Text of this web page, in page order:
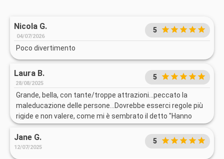
Nicola G.
04/07/2026
5
Poco divertimento
Laura B.
28/08/2025
5
Grande, bella, con tante/troppe attrazioni...peccato la
maleducazione delle persone...Dovrebbe esserci regole più
rigide e non valere, come mi è sembrato il detto "Hanno
pagato e fanno quello che vogliono"...il rispetto verso gli altri
deve essere la cosa principale...
Jane G.
12/07/2025
5